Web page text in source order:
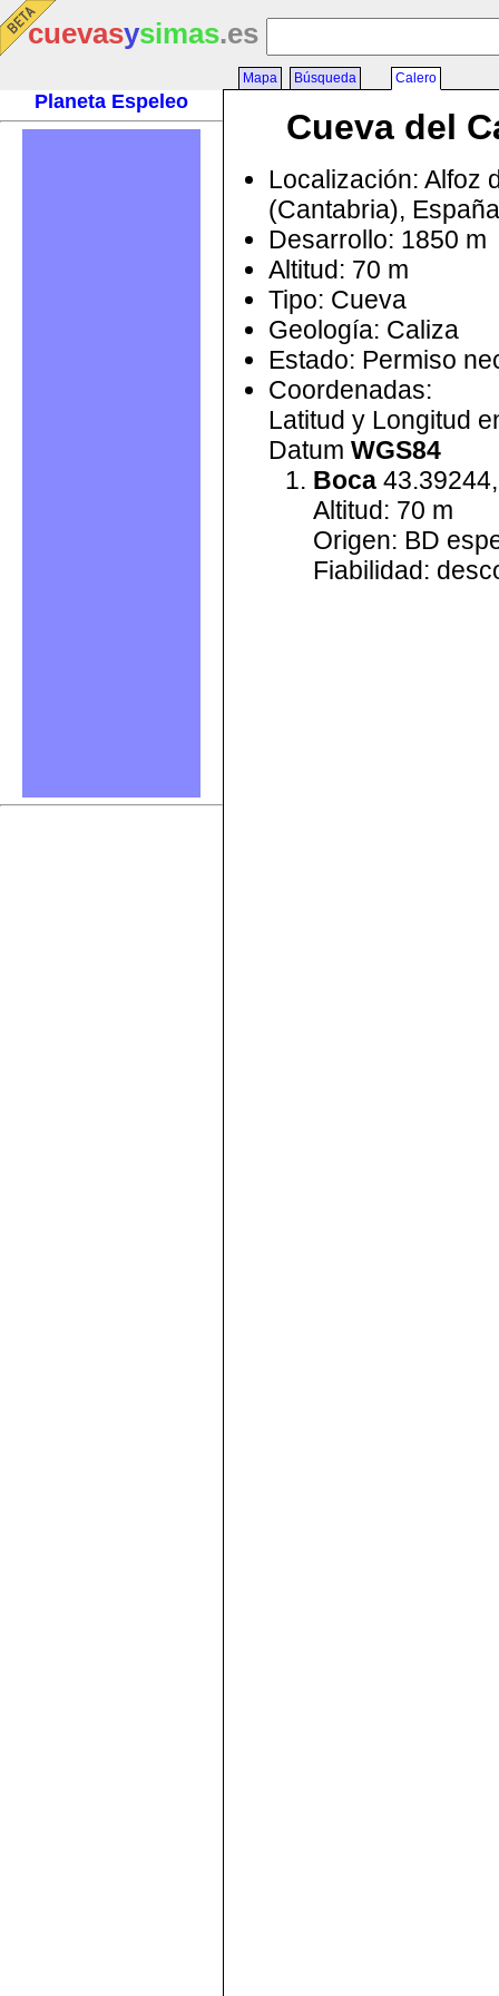
cuevasysimas.es
Planeta Espeleo
Mapa Búsqueda Calero
Cueva del
Localización: Alfoz
(Cantabria), España
Desarrollo: 1850 m
Altitud: 70 m
Tipo: Cueva
Geología: Caliza
Estado: Permiso
Coordenadas:
Latitud y Longitud
Datum WGS84
Boca
Altitud: 70 m
Origen: BD
Fiabilidad: